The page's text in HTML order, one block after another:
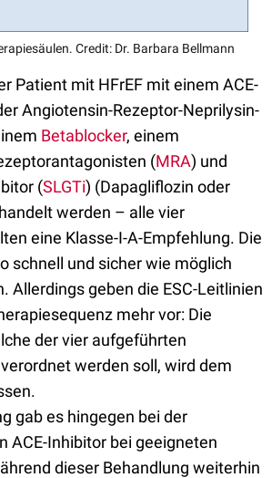
Credit: Dr. Barbara Bellmann
Patient mit HFrEF mit einem ACE-
Angiotensin-Rezeptor-Neprilysin-
Betablocker, einem
(MRA) und
(SLGTi) (Dapagliflozin oder
werden – alle vier
eine Klasse-I-A-Empfehlung. Die
schnell und sicher wie möglich
Allerdings geben die ESC-Leitlinien
mehr vor: Die
der vier aufgeführten
werden soll, wird dem
gab es hingegen bei der
ACE-Inhibitor bei geeigneten
dieser Behandlung weiterhin